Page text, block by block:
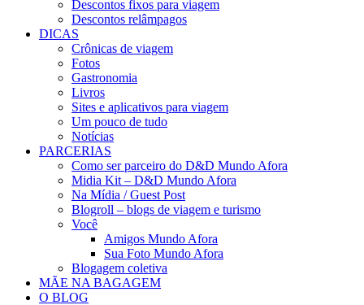
Descontos fixos para viagem
Descontos relâmpagos
DICAS
Crônicas de viagem
Fotos
Gastronomia
Livros
Sites e aplicativos para viagem
Um pouco de tudo
Notícias
PARCERIAS
Como ser parceiro do D&D Mundo Afora
Midia Kit – D&D Mundo Afora
Na Mídia / Guest Post
Blogroll – blogs de viagem e turismo
Você
Amigos Mundo Afora
Sua Foto Mundo Afora
Blogagem coletiva
MÃE NA BAGAGEM
O BLOG